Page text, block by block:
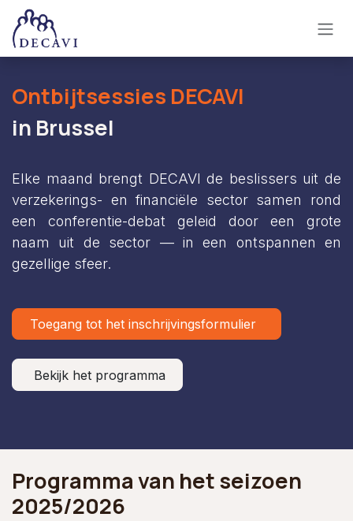
Overslaan naar inhoud
Ontbijtsessies DECAVI
in Brussel
Elke maand brengt DECAVI de beslissers uit de
verzekerings- en financiële sector samen rond
een conferentie-debat geleid door een grote
naam uit de sector — in een ontspannen en
gezellige sfeer.
Toegang tot het inschrijvingsformulier
Bekijk het programma
Programma van het seizoen
2025/2026